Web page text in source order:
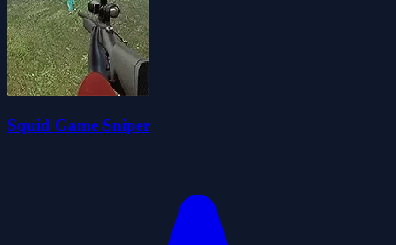
Squid Game Sniper